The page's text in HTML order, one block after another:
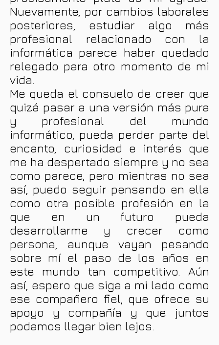
Nuevamente, por cambios laborales
posteriores, estudiar algo más
profesional relacionado con la
informática parece haber quedado
relegado para otro momento de mi
vida.
Me queda el consuelo de creer que
quizá pasar a una versión más pura
y profesional del mundo
informático, pueda perder parte del
encanto, curiosidad e interés que
me ha despertado siempre y no sea
como parece, pero mientras no sea
así, puedo seguir pensando en ella
como otra posible profesión en la
que en un futuro pueda
desarrollarme y crecer como
persona, aunque vayan pesando
sobre mí el paso de los años en
este mundo tan competitivo. Aún
así, espero que siga a mi lado como
ese compañero fiel, que ofrece su
apoyo y compañía y que juntos
podamos llegar bien lejos.